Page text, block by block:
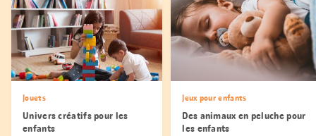
Jouets
Univers créatifs pour les
enfants
Jeux pour enfants
Des animaux en peluche pour
les enfants